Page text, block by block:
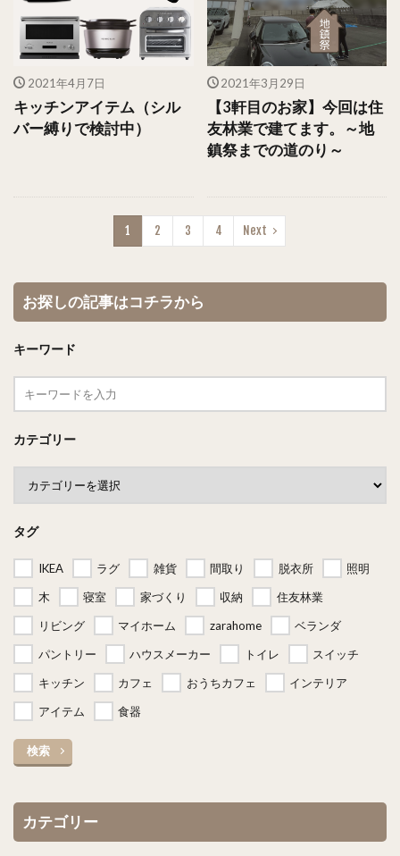
2021年4月7日
キッチンアイテム（シル
バー縛りで検討中）
2021年3月29日
【3軒目のお家】今回は住
友林業で建てます。～地
鎮祭までの道のり～
1 2 3 4 Next
お探しの記事はコチラから
キーワード
カテゴリー
タグ
IKEA ラグ 雑貨 間取り 脱衣所
照明
木
寝室 家づくり 収納
住友林業
リビング
マイホーム zarahome
ベランダ
パントリー
ハウスメーカー トイレ
スイッチ
キッチン
カフェ おうちカフェ
インテリア
アイテム
食器
検索
カテゴリー